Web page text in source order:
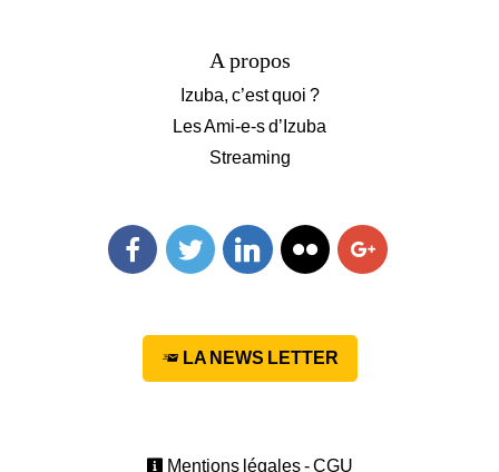
A propos
Izuba, c’est quoi ?
Les Ami-e-s d’Izuba
Streaming
LA NEWS LETTER
Mentions légales - CGU